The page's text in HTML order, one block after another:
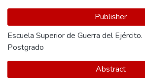
Publisher
Escuela Superior de Guerra del Ejército.
Postgrado
Abstract